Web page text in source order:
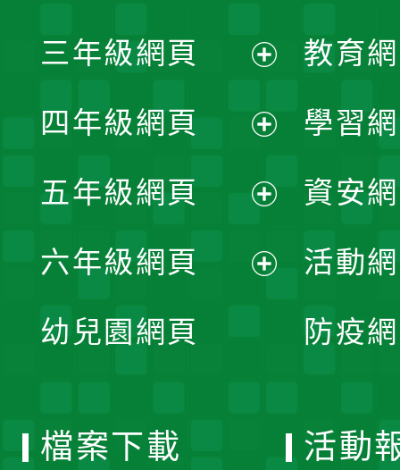
選
單
開
選
單
三年級網頁
開
選
單
四年級網頁
開
選
五年級網頁
開
六年級網頁
幼兒園網頁
教育
學習
資安
活動
防疫
檔案下載 活動